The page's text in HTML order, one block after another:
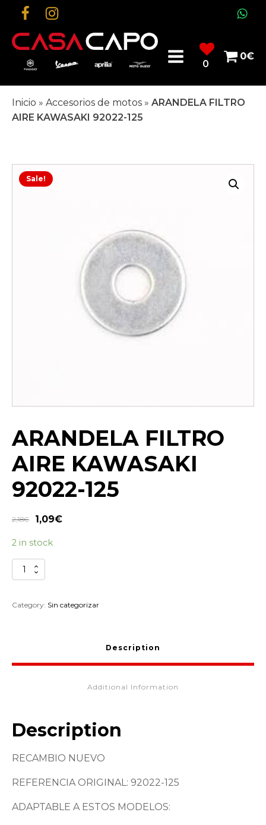
0
0€
Inicio » Accesorios de motos » ARANDELA FILTRO
AIRE KAWASAKI 92022-125
Sale!
ARANDELA FILTRO
AIRE KAWASAKI
92022-125
2,18€ 1,09€
2 in stock
ARANDELA
FILTRO
KAWASAKI
Category: Sin categorizar
Description
Additional Information
Description
RECAMBIO NUEVO
REFERENCIA ORIGINAL: 92022-125
ADAPTABLE A ESTOS MODELOS: